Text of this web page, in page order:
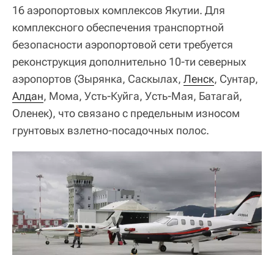
16 аэропортовых комплексов Якутии. Для
комплексного обеспечения транспортной
безопасности аэропортовой сети требуется
реконструкция дополнительно 10-ти северных
аэропортов (Зырянка, Саскылах, Ленск, Сунтар,
Алдан, Мома, Усть-Куйга, Усть-Мая, Батагай,
Оленек), что связано с предельным износом
грунтовых взлетно-посадочных полос.